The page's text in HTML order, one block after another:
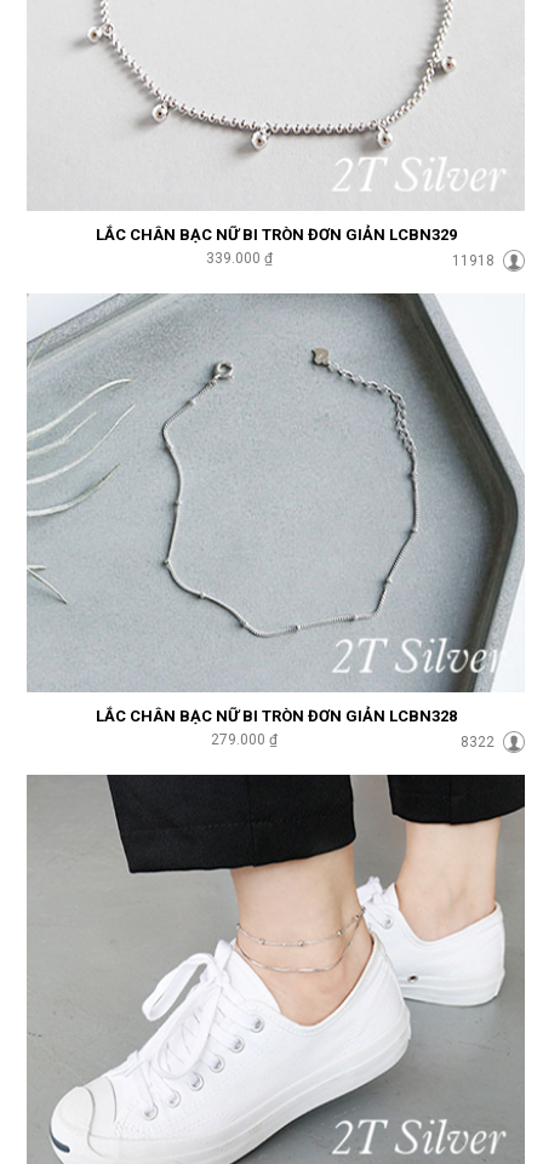
LẮC CHÂN BẠC NỮ BI TRÒN ĐƠN GIẢN LCBN329
339.000 ₫ 11918
LẮC CHÂN BẠC NỮ BI TRÒN ĐƠN GIẢN LCBN328
279.000 ₫ 8322